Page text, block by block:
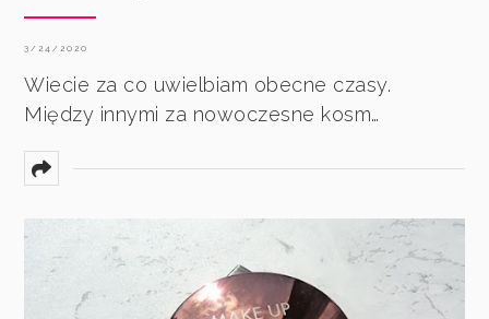
3/24/2020
Wiecie za co uwielbiam obecne czasy.
Między innymi za nowoczesne kosm…